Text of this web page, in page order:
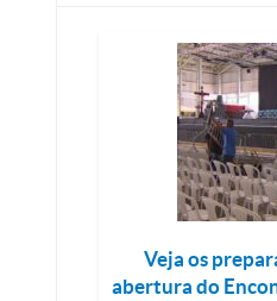
Veja os
abertura do